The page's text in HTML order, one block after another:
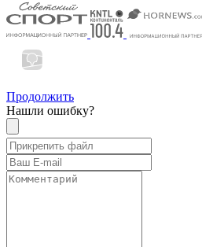
Продолжить
Нашли ошибку?